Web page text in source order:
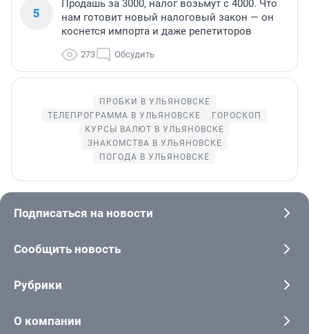
5
Продашь за 3000, налог возьмут с 4000. Что
нам готовит новый налоговый закон — он
коснется импорта и даже репетиторов
273 Обсудить
ПРОБКИ В УЛЬЯНОВСКЕ
ТЕЛЕПРОГРАММА В УЛЬЯНОВСКЕ
ГОРОСКОП
КУРСЫ ВАЛЮТ В УЛЬЯНОВСКЕ
ЗНАКОМСТВА В УЛЬЯНОВСКЕ
ПОГОДА В УЛЬЯНОВСКЕ
Подписаться на новости
Сообщить новость
Рубрики
О компании